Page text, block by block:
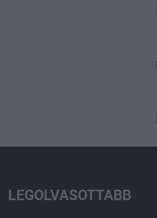
LEGOLVASOTTABB